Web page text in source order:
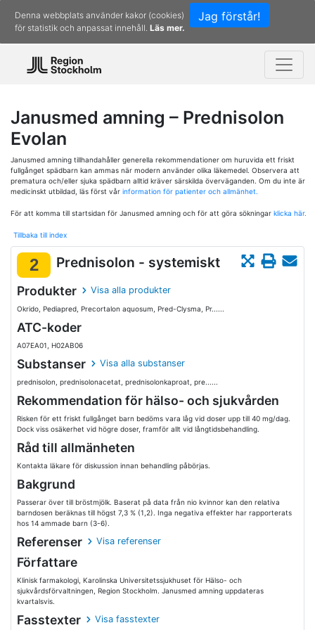
Jag förstår!
Denna webbplats använder kakor (cookies)
för statistik och anpassat innehåll. Läs mer.
Janusmed amning – Prednisolon
Evolan
Janusmed amning tillhandahåller generella rekommendationer om huruvida ett friskt
fullgånget spädbarn kan ammas när modern använder olika läkemedel. Observera att
prematura och/eller sjuka spädbarn alltid kräver särskilda överväganden. Om du inte är
medicinskt utbildad, läs först vår information för patienter och allmänhet.
För att komma till startsidan för Janusmed amning och för att göra sökningar klicka här.
Tillbaka till index
2 Prednisolon - systemiskt
Produkter Visa alla produkter
Okrido, Pediapred, Precortalon aquosum, Pred-Clysma, Pr......
ATC-koder
A07EA01, H02AB06
Substanser Visa alla substanser
prednisolon, prednisolonacetat, prednisolonkaproat, pre......
Rekommendation för hälso- och sjukvården
Risken för ett friskt fullgånget barn bedöms vara låg vid doser upp till 40 mg/dag.
Dock viss osäkerhet vid högre doser, framför allt vid långtidsbehandling.
Råd till allmänheten
Kontakta läkare för diskussion innan behandling påbörjas.
Bakgrund
Passerar över till bröstmjölk. Baserat på data från nio kvinnor kan den relativa
barndosen beräknas till högst 7,3 % (1,2). Inga negativa effekter har rapporterats
hos 14 ammade barn (3-6).
Referenser Visa referenser
Författare
Klinisk farmakologi, Karolinska Universitetssjukhuset för Hälso- och
sjukvårdsförvaltningen, Region Stockholm. Janusmed amning uppdateras
kvartalsvis.
Fasstexter Visa fasstexter